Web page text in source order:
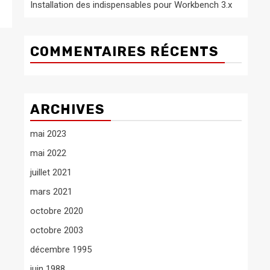
Installation des indispensables pour Workbench 3.x
COMMENTAIRES RÉCENTS
ARCHIVES
mai 2023
mai 2022
juillet 2021
mars 2021
octobre 2020
octobre 2003
décembre 1995